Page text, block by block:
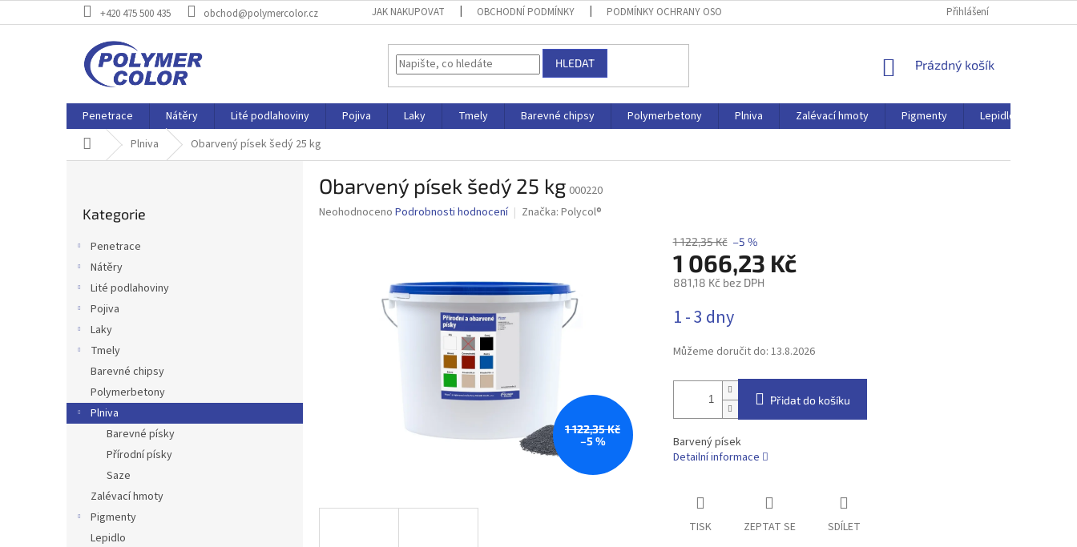
na
+420 475 500 435 obchod@polymercolor.cz JAK NAKUPOVAT OBCHODNÍ PODMÍNKY PODMÍNKY OCHRANY OSOBNÍCH ÚDAJŮ Přihlášení
HLEDAT
NÁKUPNÍ
Prázdný košík
Penetrace Nátěry Lité podlahoviny Pojiva Laky Tmely Barevné chipsy Polymerbetony Plniva Zalévací hmoty Pigmenty Lepidlo
Domů Plniva Obarvený písek šedý 25 kg
l
kategorie
Kategorie
Penetrace
Nátěry
Lité podlahoviny
Pojiva
Laky
Tmely
Barevné chipsy
Polymerbetony
Plniva
Barevné písky
Přírodní písky
Saze
Zalévací hmoty
Pigmenty
Lepidlo
Obarvený písek šedý 25 kg 000220
Průměrné
Neohodnoceno Podrobnosti hodnocení Značka: Polycol®
1 122,35 Kč
–5 %
1 122,35 Kč –5 %
1 066,23 Kč
881,18 Kč bez DPH
cena:
1 - 3 dny
Můžeme doručit do: 13.8.2026
Přidat do košíku
Barvený písek
Detailní informace
TISK ZEPTAT SE SDÍLET